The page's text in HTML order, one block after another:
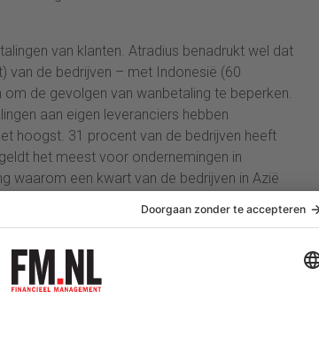
van klanten. Atradius benadrukt wel dat
van de bedrijven – met Indonesië (60
de gevolgen van wanbetaling te beperken.
aan eigen leveranciers hebben
hoogst. 31 procent van de bedrijven heeft
het meest voor ondernemingen in
waarom een kwart van de bedrijven in Azië
genoeg cashflow zullen beschikken.
in Azië overwegend positief is. Dit
op termijn in het verschiet ligt, hoewel
in Azië zijn in het algemeen optimistisch
bieden om op krediet te kopen”, zegt Bart